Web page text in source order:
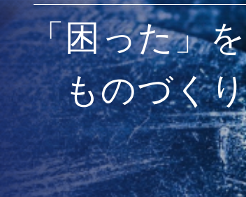
「困った」
ものづく